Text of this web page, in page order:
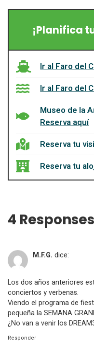
¡Planifica
Ir al Faro del
Ir al Faro del
Museo de la
Reserva aquí
Reserva tu
Reserva tu
4 Responses
M.F.G. dice:
Los dos años anteriores
conciertos y verbenas.
Viendo el programa de
pequeña la SEMANA
¿No van a venir los
Responder